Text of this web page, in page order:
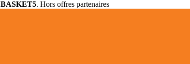
BASKET5. Hors offres partenaires